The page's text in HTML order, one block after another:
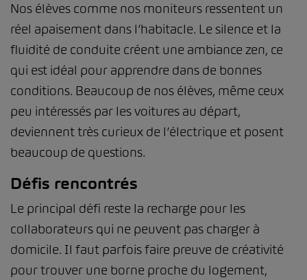
Nos élèves comme nos moniteurs ressentent un
réel apaisement dans l’habitacle. Le silence et la
fluidité de conduite créent une ambiance zen, ce
qui est idéal pour apprendre dans de bonnes
conditions. Beaucoup de nos élèves, même ceux
peu intéressés par les voitures au départ,
deviennent très curieux de l’électrique et posent
beaucoup de questions.
Défis rencontrés
Le principal défi reste la recharge pour les
collaborateurs qui ne peuvent pas charger à
domicile. Il faut parfois faire preuve de créativité
pour trouver une borne proche du logement,